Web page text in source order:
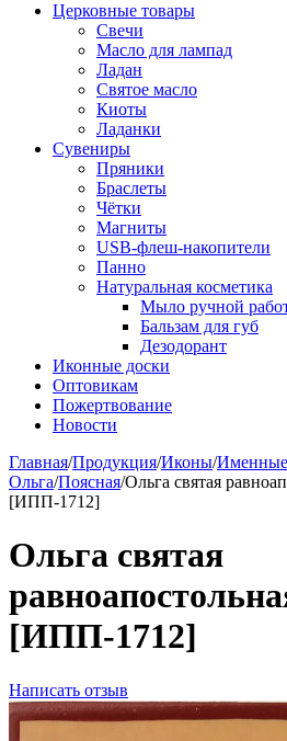
Церковные товары
Свечи
Масло для лампад
Ладан
Святое масло
Киоты
Ладанки
Сувениры
Пряники
Браслеты
Чётки
Магниты
USB-флеш-накопители
Панно
Натуральная косметика
Мыло ручной
Бальзам для губ
Дезодорант
Иконные доски
Оптовикам
Пожертвование
Новости
Главная/Продукция/Иконы/
Ольга/Поясная/Ольга святая
[ИПП-1712]
Ольга святая
[ИПП-1712]
Написать отзыв